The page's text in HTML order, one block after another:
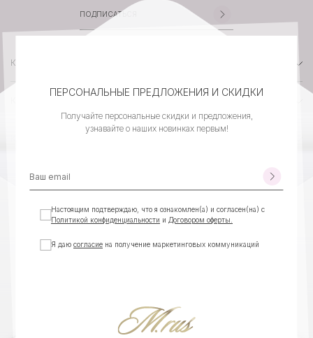
КАТАЛОГ
КОНТАКТЫ
ИП ЛАПШИНА КСЕНИЯ БОРИСОВНА
ИНН 540403077990
ПЕРСОНАЛЬНЫЕ ПРЕДЛОЖЕНИЯ И СКИДКИ
Получайте персональные скидки и предложения,
узнавайте о наших новинках первым!
Настоящим подтверждаю, что я ознакомлен(а) и согласен(на) с
Политикой конфиденциальности и Договором оферты.
Я даю согласие на получение маркетинговых коммуникаций